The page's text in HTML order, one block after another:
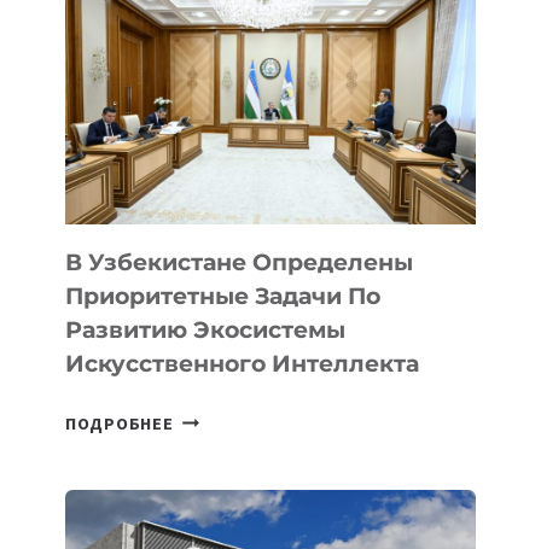
В Узбекистане Определены
Приоритетные Задачи По
Развитию Экосистемы
Искусственного Интеллекта
ПОДРОБНЕЕ В
ПРИОРИТЕТНЫЕ
ЗАДАЧИ